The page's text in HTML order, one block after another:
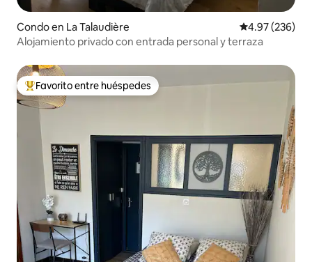
Condo en La Talaudière Calificación
4.97 (236)
Alojamiento privado con entrada personal y terraza
Favorito entre huéspedes preferido
Favorito entre huéspedes